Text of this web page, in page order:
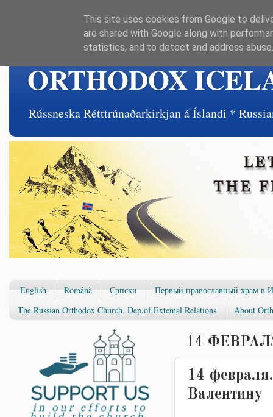
ORTHODOX
Rússneska Rétttrúnaðarkirkjan á Íslandi *
English Română Српски
Первый православный храм в
The Russian Orthodox Church. Dep.of Extemal Relations
About
14
14
Валентину
This site uses cookies from Google to
are shared with Google along with
statistics, and to detect and address abuse.